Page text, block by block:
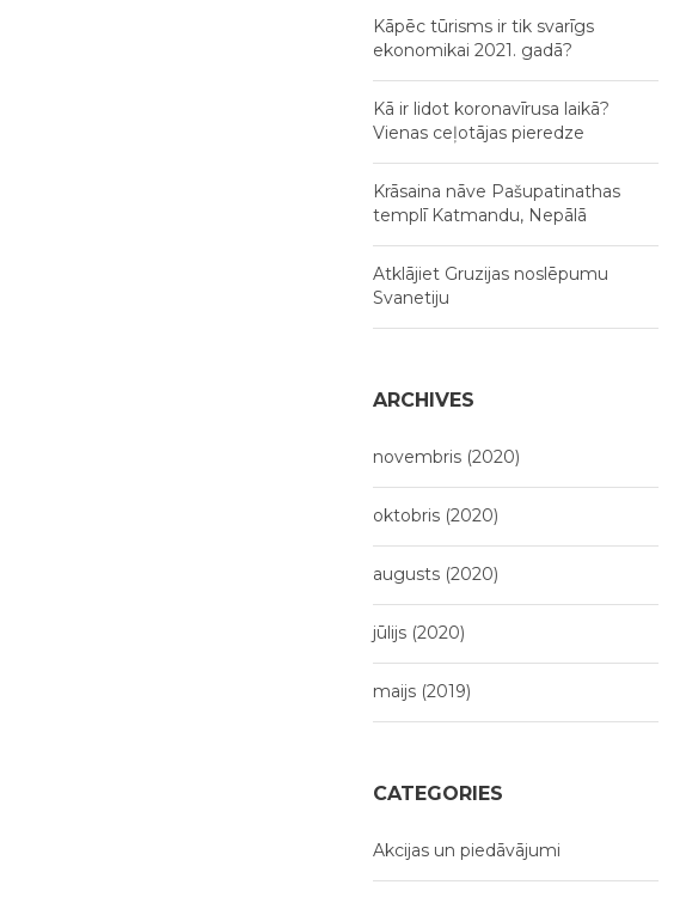
Kāpēc tūrisms ir tik svarīgs
ekonomikai 2021. gadā?
Kā ir lidot koronavīrusa laikā?
Vienas ceļotājas pieredze
Krāsaina nāve Pašupatinathas
templī Katmandu, Nepālā
Atklājiet Gruzijas noslēpumu
Svanetiju
ARCHIVES
novembris (2020)
oktobris (2020)
augusts (2020)
jūlijs (2020)
maijs (2019)
CATEGORIES
Akcijas un piedāvājumi